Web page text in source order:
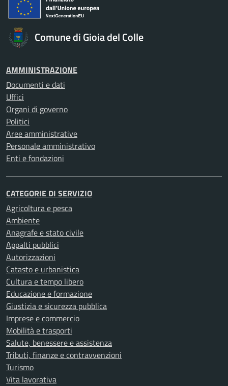
Comune di Gioia del Colle
AMMINISTRAZIONE
Documenti e dati
Uffici
Organi di governo
Politici
Aree amministrative
Personale amministrativo
Enti e fondazioni
CATEGORIE DI SERVIZIO
Agricoltura e pesca
Ambiente
Anagrafe e stato civile
Appalti pubblici
Autorizzazioni
Catasto e urbanistica
Cultura e tempo libero
Educazione e formazione
Giustizia e sicurezza pubblica
Imprese e commercio
Mobilità e trasporti
Salute, benessere e assistenza
Tributi, finanze e contravvenzioni
Turismo
Vita lavorativa